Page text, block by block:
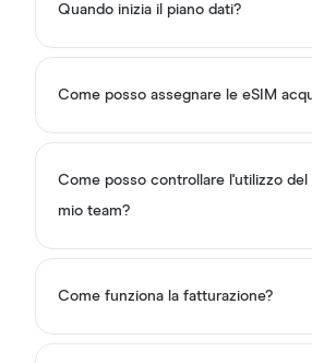
Quando inizia il piano dati?
Come posso assegnare le eSIM
Come posso controllare l'utilizzo del
mio team?
Come funziona la fatturazione?